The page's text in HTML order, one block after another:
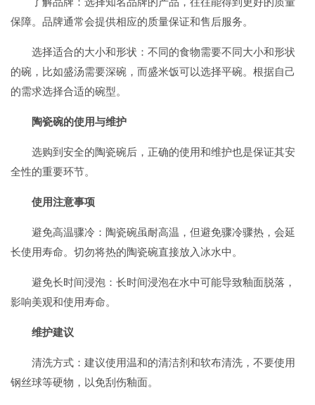
保障。品牌通常会提供相应的质量保证和售后服务。
选择适合的大小和形状：不同的食物需要不同大小和形状
的碗，比如盛汤需要深碗，而盛米饭可以选择平碗。根据自己
的需求选择合适的碗型。
陶瓷碗的使用与维护
选购到安全的陶瓷碗后，正确的使用和维护也是保证其安
全性的重要环节。
使用注意事项
避免高温骤冷：陶瓷碗虽耐高温，但避免骤冷骤热，会延
长使用寿命。切勿将热的陶瓷碗直接放入冰水中。
避免长时间浸泡：长时间浸泡在水中可能导致釉面脱落，
影响美观和使用寿命。
维护建议
清洗方式：建议使用温和的清洁剂和软布清洗，不要使用
钢丝球等硬物，以免刮伤釉面。